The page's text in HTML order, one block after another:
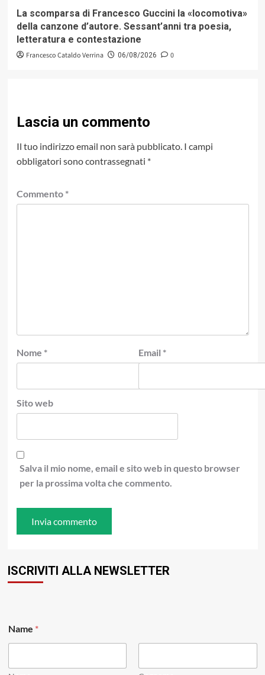
La scomparsa di Francesco Guccini la «locomotiva»
della canzone d’autore. Sessant’anni tra poesia,
letteratura e contestazione
Francesco Cataldo Verrina 06/08/2026 0
Lascia un commento
Il tuo indirizzo email non sarà pubblicato. I campi
obbligatori sono contrassegnati *
Commento *
Nome * Email *
Sito web
Salva il mio nome, email e sito web in questo browser
per la prossima volta che commento.
ISCRIVITI ALLA NEWSLETTER
a
m
E
Name *